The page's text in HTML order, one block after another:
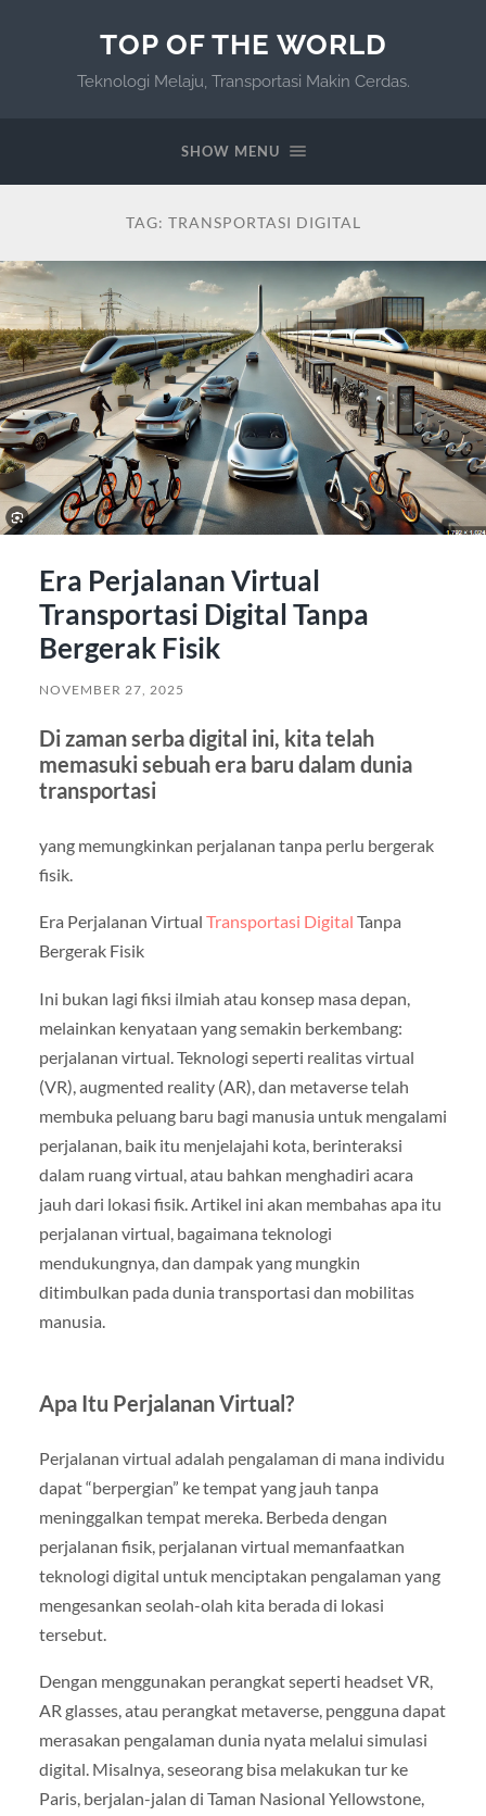
TOP OF THE WORLD
Teknologi Melaju, Transportasi Makin Cerdas.
SHOW MENU
TAG: TRANSPORTASI DIGITAL
Era Perjalanan Virtual
Transportasi Digital Tanpa
Bergerak Fisik
NOVEMBER 27, 2025
Di zaman serba digital ini, kita telah
memasuki sebuah era baru dalam dunia
transportasi
yang memungkinkan perjalanan tanpa perlu bergerak
fisik.
Era Perjalanan Virtual Transportasi Digital Tanpa
Bergerak Fisik
Ini bukan lagi fiksi ilmiah atau konsep masa depan,
melainkan kenyataan yang semakin berkembang:
perjalanan virtual. Teknologi seperti realitas virtual
(VR), augmented reality (AR), dan metaverse telah
membuka peluang baru bagi manusia untuk mengalami
perjalanan, baik itu menjelajahi kota, berinteraksi
dalam ruang virtual, atau bahkan menghadiri acara
jauh dari lokasi fisik. Artikel ini akan membahas apa itu
perjalanan virtual, bagaimana teknologi
mendukungnya, dan dampak yang mungkin
ditimbulkan pada dunia transportasi dan mobilitas
manusia.
Apa Itu Perjalanan Virtual?
Perjalanan virtual adalah pengalaman di mana individu
dapat “berpergian” ke tempat yang jauh tanpa
meninggalkan tempat mereka. Berbeda dengan
perjalanan fisik, perjalanan virtual memanfaatkan
teknologi digital untuk menciptakan pengalaman yang
mengesankan seolah-olah kita berada di lokasi
tersebut.
Dengan menggunakan perangkat seperti headset VR,
AR glasses, atau perangkat metaverse, pengguna dapat
merasakan pengalaman dunia nyata melalui simulasi
digital. Misalnya, seseorang bisa melakukan tur ke
Paris, berjalan-jalan di Taman Nasional Yellowstone,